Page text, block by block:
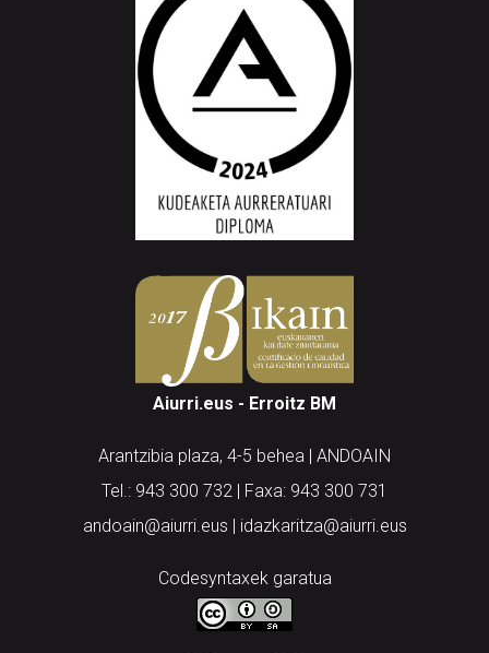
Aiurri.eus - Erroitz BM
Arantzibia plaza, 4-5 behea | ANDOAIN
Tel.: 943 300 732 | Faxa: 943 300 731
andoain@aiurri.eus | idazkaritza@aiurri.eus
Codesyntaxek garatua